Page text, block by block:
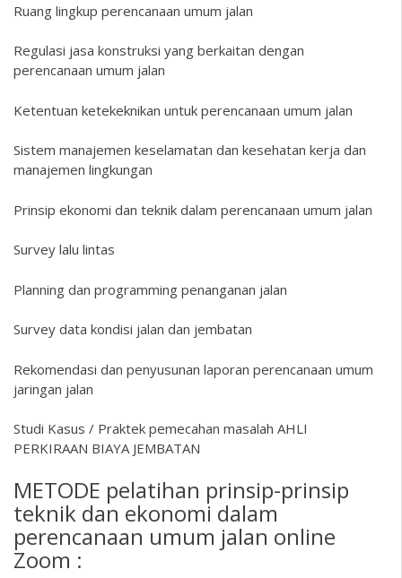
Ruang lingkup perencanaan umum jalan
Regulasi jasa konstruksi yang berkaitan dengan
perencanaan umum jalan
Ketentuan ketekeknikan untuk perencanaan umum jalan
Sistem manajemen keselamatan dan kesehatan kerja dan
manajemen lingkungan
Prinsip ekonomi dan teknik dalam perencanaan umum jalan
Survey lalu lintas
Planning dan programming penanganan jalan
Survey data kondisi jalan dan jembatan
Rekomendasi dan penyusunan laporan perencanaan umum
jaringan jalan
Studi Kasus / Praktek pemecahan masalah AHLI
PERKIRAAN BIAYA JEMBATAN
METODE pelatihan prinsip-prinsip
teknik dan ekonomi dalam
perencanaan umum jalan online
Zoom :